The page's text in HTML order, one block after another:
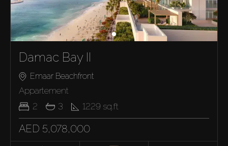
Damac Bay II
Emaar Beachfront
Appartement
2
3 1229 sq.ft
AED 5,078,000